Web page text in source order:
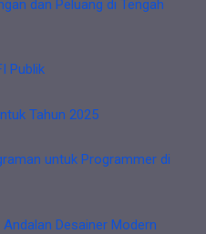
dan Peluang di Tengah
Publik
Tahun 2025
untuk Programmer di
Desainer Modern